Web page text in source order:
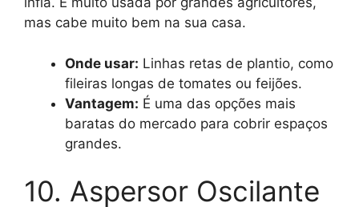
mas cabe muito bem na sua casa.
Onde usar: Linhas retas de plantio, como
fileiras longas de tomates ou feijões.
Vantagem: É uma das opções mais
baratas do mercado para cobrir espaços
grandes.
10. Aspersor Oscilante